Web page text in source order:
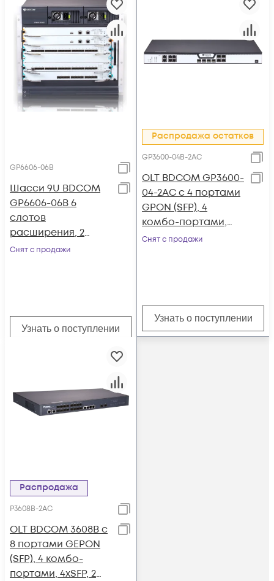
GP6606-06B
Шасси 9U BDCOM
GP6606-06B 6
cлотов
расширения, 2
слота под блоки
Снят с продажи
Узнать о поступлении
Распродажа остатков
GP3600-04B-2AC
OLT BDCOM GP3600-
04-2AC с 4 портами
GPON (SFP), 4
комбо-портами,
4хSFP, 4 SFP+, 2 БП АC
Снят с продажи
Узнать о поступлении
Распродажа
P3608B-2AC
OLT BDCOM 3608B с
8 портами GEPON
(SFP), 4 комбо-
портами, 4хSFP, 2